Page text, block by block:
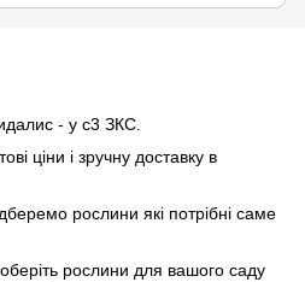
- у с3 ЗКС.
ціни і зручну доставку в
рослини які потрібні саме
рослини для вашого саду